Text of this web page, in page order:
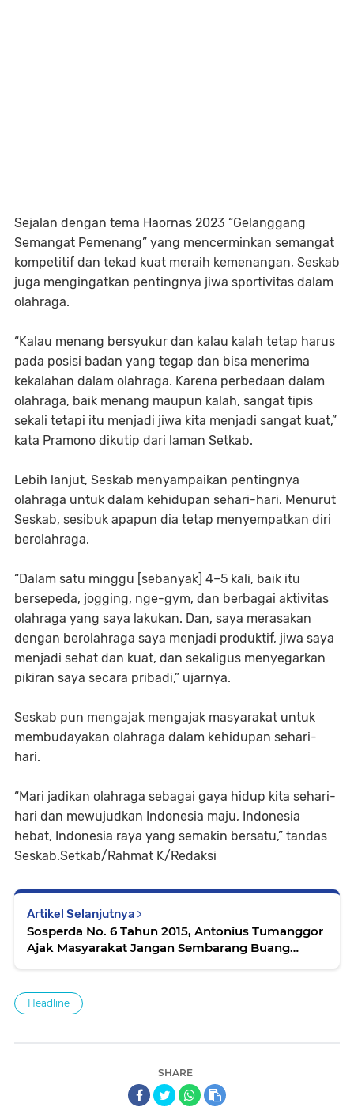
Sejalan dengan tema Haornas 2023 “Gelanggang
Semangat Pemenang” yang mencerminkan semangat
kompetitif dan tekad kuat meraih kemenangan, Seskab
juga mengingatkan pentingnya jiwa sportivitas dalam
olahraga.
“Kalau menang bersyukur dan kalau kalah tetap harus
pada posisi badan yang tegap dan bisa menerima
kekalahan dalam olahraga. Karena perbedaan dalam
olahraga, baik menang maupun kalah, sangat tipis
sekali tetapi itu menjadi jiwa kita menjadi sangat kuat,”
kata Pramono dikutip dari laman Setkab.
Lebih lanjut, Seskab menyampaikan pentingnya
olahraga untuk dalam kehidupan sehari-hari. Menurut
Seskab, sesibuk apapun dia tetap menyempatkan diri
berolahraga.
“Dalam satu minggu [sebanyak] 4–5 kali, baik itu
bersepeda, jogging, nge-gym, dan berbagai aktivitas
olahraga yang saya lakukan. Dan, saya merasakan
dengan berolahraga saya menjadi produktif, jiwa saya
menjadi sehat dan kuat, dan sekaligus menyegarkan
pikiran saya secara pribadi,” ujarnya.
Seskab pun mengajak mengajak masyarakat untuk
membudayakan olahraga dalam kehidupan sehari-
hari.
“Mari jadikan olahraga sebagai gaya hidup kita sehari-
hari dan mewujudkan Indonesia maju, Indonesia
hebat, Indonesia raya yang semakin bersatu,” tandas
Seskab.Setkab/Rahmat K/Redaksi
Artikel Selanjutnya
Sosperda No. 6 Tahun 2015, Antonius Tumanggor
Ajak Masyarakat Jangan Sembarang Buang
Headline
SHARE